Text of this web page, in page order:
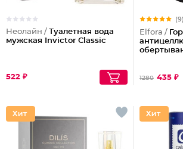
Неолайн / Туалетная вода
мужская Invictor Classic
522 ₽
(9)
Elfora /
1280 435 ₽